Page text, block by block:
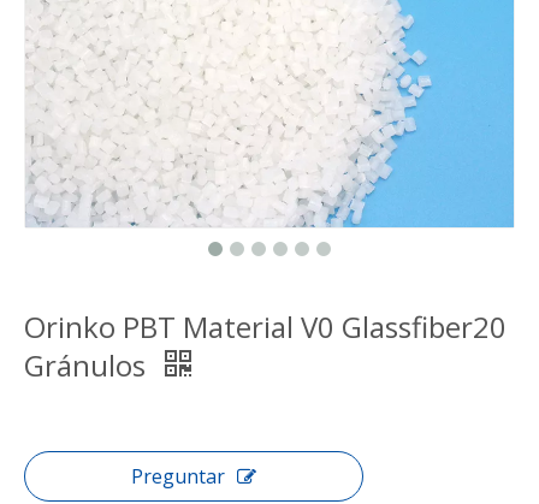
Orinko PBT Material V0 Glassfiber20
Gránulos
Preguntar